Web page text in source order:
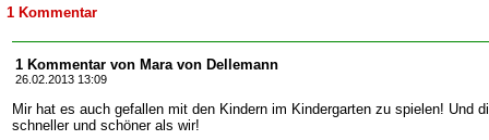
1 Kommentar
1 Kommentar von Mara von Dellemann
26.02.2013 13:09
Mir hat es auch gefallen mit den Kindern im Kindergarten zu spielen! Und
schneller und schöner als wir!